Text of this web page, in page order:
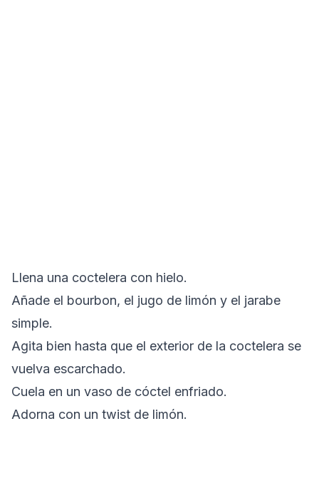
Llena una coctelera con hielo.
Añade el bourbon, el jugo de limón y el jarabe
simple.
Agita bien hasta que el exterior de la coctelera se
vuelva escarchado.
Cuela en un vaso de cóctel enfriado.
Adorna con un twist de limón.